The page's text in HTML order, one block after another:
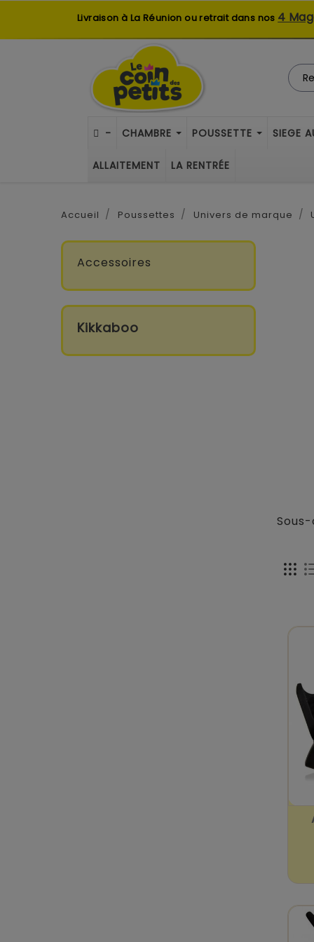
Livraison à La Réunion ou retrait dans nos 4
- CHAMBRE POUSSETTE SIEGE
ALLAITEMENT LA RENTRÉE
Accueil Poussettes Univers de marque
Accessoires
Kikkaboo